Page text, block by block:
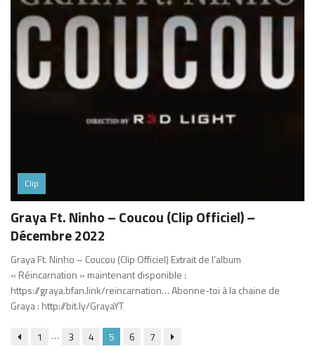
Clip
Graya Ft. Ninho – Coucou (Clip Officiel) –
Décembre 2022
Graya Ft. Ninho – Coucou (Clip Officiel) Extrait de l’album
« Réincarnation » maintenant disponible :
https://graya.bfan.link/reincarnation… Abonne-toi à la chaine de
Graya : http://bit.ly/GrayaYT
1 … 3 4 5 6 7